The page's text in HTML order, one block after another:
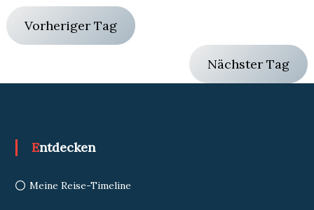
Vorheriger Tag
Nächster Tag
Entdecken
Meine Reise-Timeline